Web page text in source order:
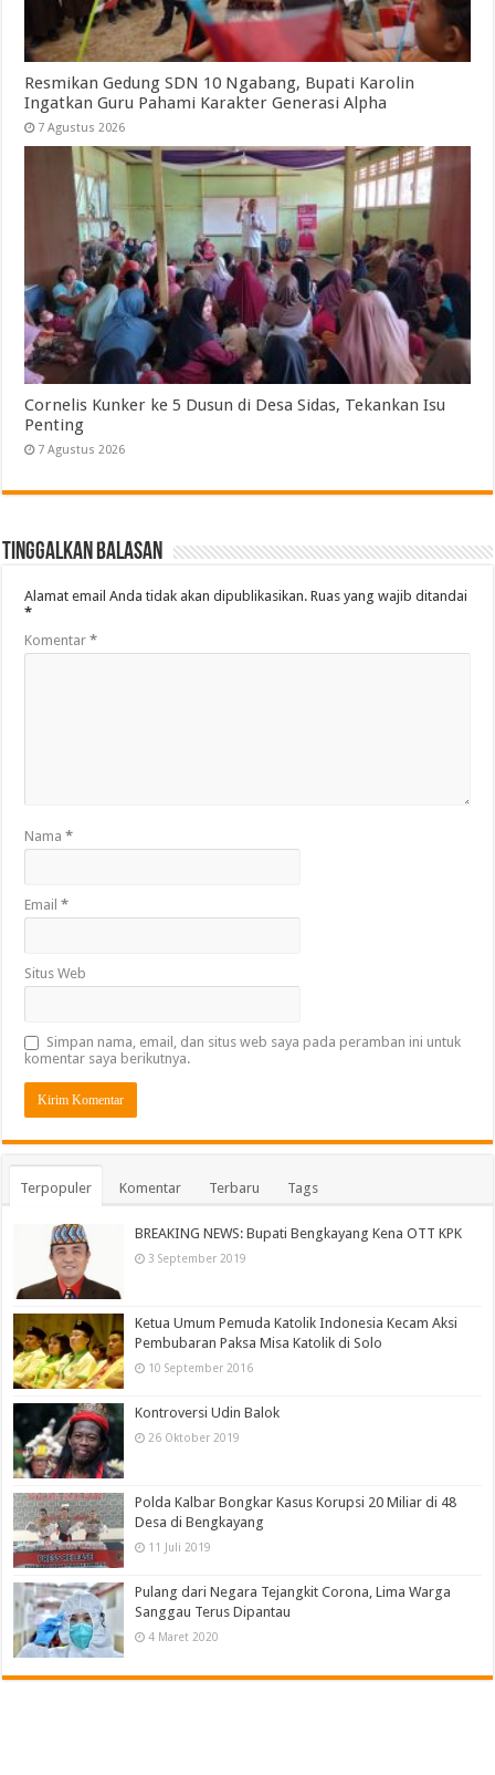
Resmikan Gedung SDN 10 Ngabang, Bupati Karolin
Ingatkan Guru Pahami Karakter Generasi Alpha
7 Agustus 2026
Cornelis Kunker ke 5 Dusun di Desa Sidas, Tekankan Isu
Penting
7 Agustus 2026
Tinggalkan Balasan
Alamat email Anda tidak akan dipublikasikan. Ruas yang wajib ditandai
*
Komentar*
Nama*
Email*
Situs Web
Simpan nama, email, dan situs web saya pada peramban ini untuk
komentar saya berikutnya.
Terpopuler Komentar Terbaru Tags
BREAKING NEWS: Bupati Bengkayang Kena OTT KPK
3 September 2019
Ketua Umum Pemuda Katolik Indonesia Kecam Aksi
Pembubaran Paksa Misa Katolik di Solo
10 September 2016
Kontroversi Udin Balok
26 Oktober 2019
Polda Kalbar Bongkar Kasus Korupsi 20 Miliar di 48
Desa di Bengkayang
11 Juli 2019
Pulang dari Negara Tejangkit Corona, Lima Warga
Sanggau Terus Dipantau
4 Maret 2020